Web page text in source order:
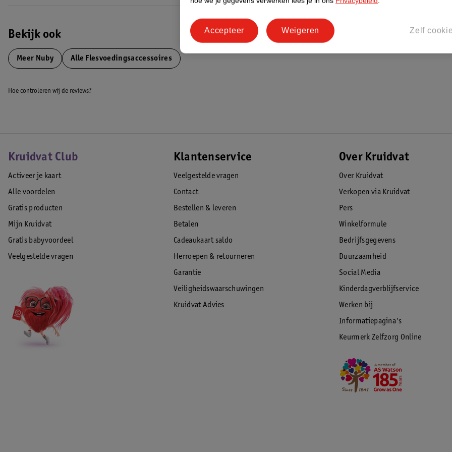
Bekijk ook
Meer Nuby Alle Flesvoedingsaccessoires
Hoe controleren wij de reviews?
Kruidvat Club
Activeer je kaart
Alle voordelen
Gratis producten
Mijn Kruidvat
Gratis babyvoordeel
Veelgestelde vragen
Klantenservice
Veelgestelde vragen
Contact
Bestellen & leveren
Betalen
Cadeaukaart saldo
Herroepen & retourneren
Garantie
Veiligheidswaarschuwingen
Kruidvat Advies
Over Kruidvat
Over Kruidvat
Verkopen via Kruidvat
Pers
Winkelformule
Bedrijfsgegevens
Duurzaamheid
Social Media
Kinderdagverblijfservice
Werken bij
Informatiepagina's
Keurmerk Zelfzorg Online
Zelf
Weigeren
Accepteer